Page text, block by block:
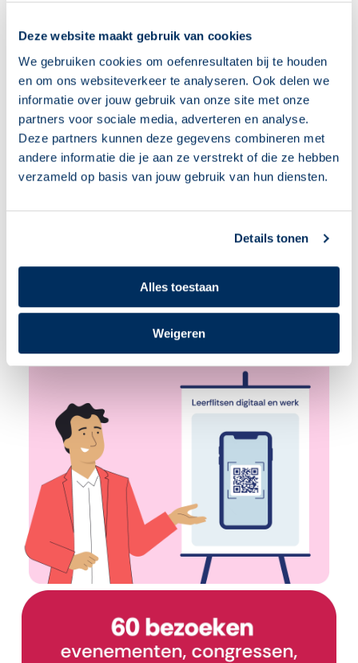
Deze website maakt gebruik van cookies
We gebruiken cookies om oefenresultaten bij te houden
en om ons websiteverkeer te analyseren. Ook delen we
informatie over jouw gebruik van onze site met onze
partners voor sociale media, adverteren en analyse.
Deze partners kunnen deze gegevens combineren met
andere informatie die je aan ze verstrekt of die ze hebben
verzameld op basis van jouw gebruik van hun diensten.
Details tonen
Alles toestaan
Weigeren